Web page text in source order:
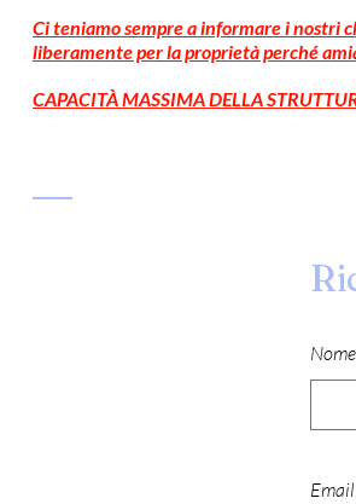
Ci teniamo sempre a informare i nostri
liberamente per la proprietà perché
CAPACITÀ MASSIMA DELLA
Nome
Email